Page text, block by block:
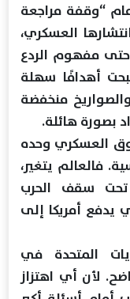
“وقفة مراجعة
العسكري،
مفهوم الردع
أهدافًا سهلة
منخفضة
بصورة هائلة.
العسكري وحده
فالعالم يتغير،
تحت سقف الحرب
يدفع أمريكا إلى
المتحدة في
لأن أي اهتزاز